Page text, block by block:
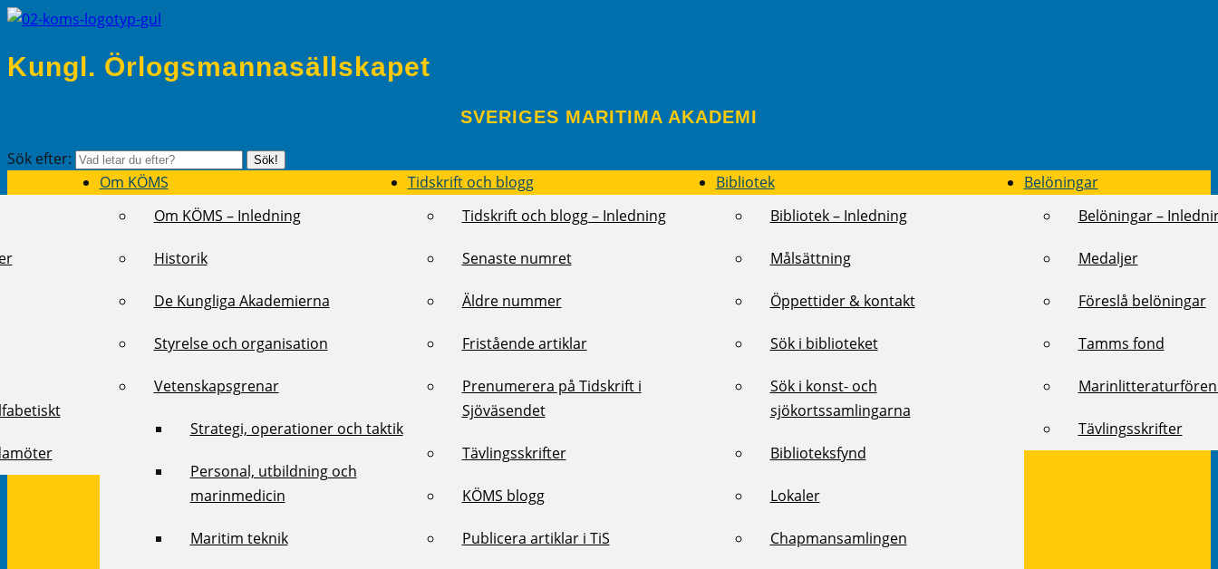
Kungl. Örlogsmannasällskapet
SVERIGES MARITIMA AKADEMI
Sök efter: Sök!
Om KÖMS
Om KÖMS – Inledning
Historik
De Kungliga Akademierna
Styrelse och organisation
Vetenskapsgrenar
Strategi, operationer och taktik
Personal, utbildning och
marinmedicin
Maritim teknik
Tidskrift och blogg
Tidskrift och blogg – Inledning
Senaste numret
Äldre nummer
Fristående artiklar
Prenumerera på Tidskrift i
Sjöväsendet
Tävlingsskrifter
KÖMS blogg
Publicera artiklar i TiS
Bibliotek
Bibliotek – Inledning
Målsättning
Öppettider & kontakt
Sök i biblioteket
Sök i konst- och
sjökortssamlingarna
Biblioteksfynd
Lokaler
Chapmansamlingen
Belöningar
Belöningar –
Medaljer
Föreslå belöningar
Tamms fond
Tävlingsskrifter